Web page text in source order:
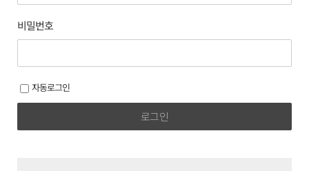
비밀번호
자동로그인
로그인